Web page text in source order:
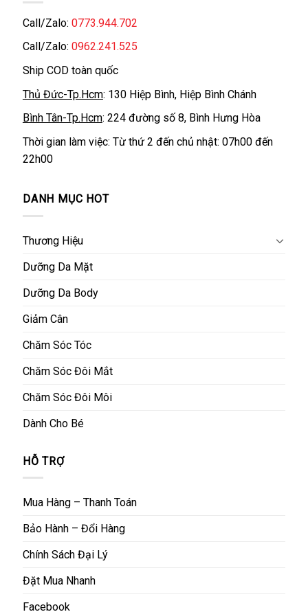
Call/Zalo: 0773.944.702
Call/Zalo: 0962.241.525
Ship COD toàn quốc
Thủ Đức-Tp.Hcm: 130 Hiệp Bình, Hiệp Bình Chánh
Bình Tân-Tp.Hcm: 224 đường số 8, Bình Hưng Hòa
Thời gian làm việc: Từ thứ 2 đến chủ nhật: 07h00 đến
22h00
DANH MỤC HOT
Thương Hiệu
Dưỡng Da Mặt
Dưỡng Da Body
Giảm Cân
Chăm Sóc Tóc
Chăm Sóc Đôi Mắt
Chăm Sóc Đôi Môi
Dành Cho Bé
HỖ TRỢ
Mua Hàng – Thanh Toán
Bảo Hành – Đổi Hàng
Chính Sách Đại Lý
Đặt Mua Nhanh
Facebook